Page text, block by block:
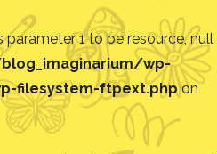
parameter 1 to be resource, null
wp-
filesystem-ftpext.phpon